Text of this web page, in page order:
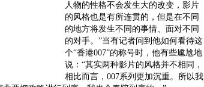
人物的性格不会发生大的改变，影片
的风格也是有所连贯的，但是在不同
的地方将发生不同的事情、面对不同
的对手。”当有记者问到他如何看待这
个“香港007”的称号时，他有些尴尬地
说：“其实两种影片的风格并不相同，
相比而言，007系列更加沉重。所以我